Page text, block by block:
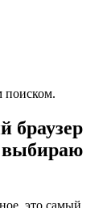
поиском.
браузер
выбираю